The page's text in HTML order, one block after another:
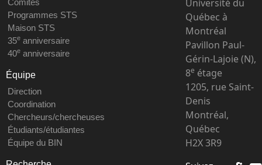
Programmes STS
Maison STS
35eanniversaire
40eanniversaire
Équipe
Direction
Coordination
Chercheurs/chercheuses
Étudiants/étudiantes
Équipe du BIN
Université du
Québec à
Montréal
Pavillon Paul-
Gérin-Lajoie (N),
8e étage
1205, rue Saint-
Denis
Montréal,
Québec
H2X 3R9